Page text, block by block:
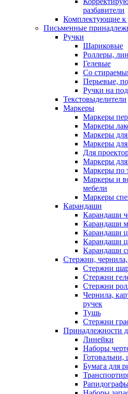
разбавители
Комплектующие к
Письменные
Ручки
Шариковые
Роллеры,
Гелевые
Со
Перьевые,
Ручки на
Текстовыделители
Маркеры
Маркеры
Маркеры
Маркеры для
Маркеры
Для
Маркеры
Маркеры по
Маркеры и
мебели
Маркеры
Карандаши
Карандаши
Карандаши
Карандаши
Карандаши
Карандаши
Стержни,
Стержни
Стержни
Стержни
Чернила,
ручек
Тушь
Стержни
Принадлежности
Линейки
Наборы
Готовальни,
Бумага для